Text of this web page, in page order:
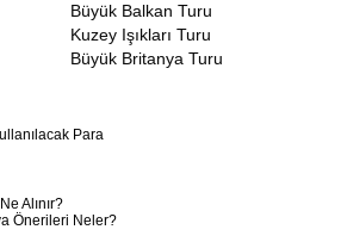
Büyük Balkan Turu
Kuzey Işıkları Turu
Büyük Britanya Turu
Para
Alınır?
Önerileri Neler?